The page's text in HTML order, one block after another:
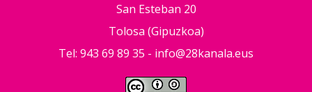
San Esteban 20
Tolosa (Gipuzkoa)
Tel: 943 69 89 35 - info@28kanala.eus